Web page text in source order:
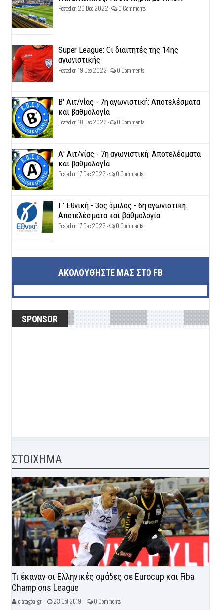
Posted on 20 Dec 2022 - 0 Comments
Super League: Οι διαιτητές της 14ης
αγωνιστικής
Posted on 19 Dec 2022 - 0 Comments
Β' Αιτ/νίας - 7η αγωνιστική: Αποτελέσματα
και βαθμολογία
Posted on 18 Dec 2022 - 0 Comments
Α' Αιτ/νίας - 7η αγωνιστική: Αποτελέσματα
και βαθμολογία
Posted on 17 Dec 2022 - 0 Comments
Γ' Εθνική - 3ος όμιλος - 6η αγωνιστική:
Αποτελέσματα και βαθμολογία
Posted on 17 Dec 2022 - 0 Comments
ΑΚΟΛΟΥΘΉΣΤΕ ΜΑΣ ΣΤΟ FB
SPONSOR
ΣΤΟΙΧΗΜΑ
Τι έκαναν οι Ελληνικές ομάδες σε Eurocup και Fiba
Champions League
olatagoal.gr - 23 Oct 2019 - 0 Comments